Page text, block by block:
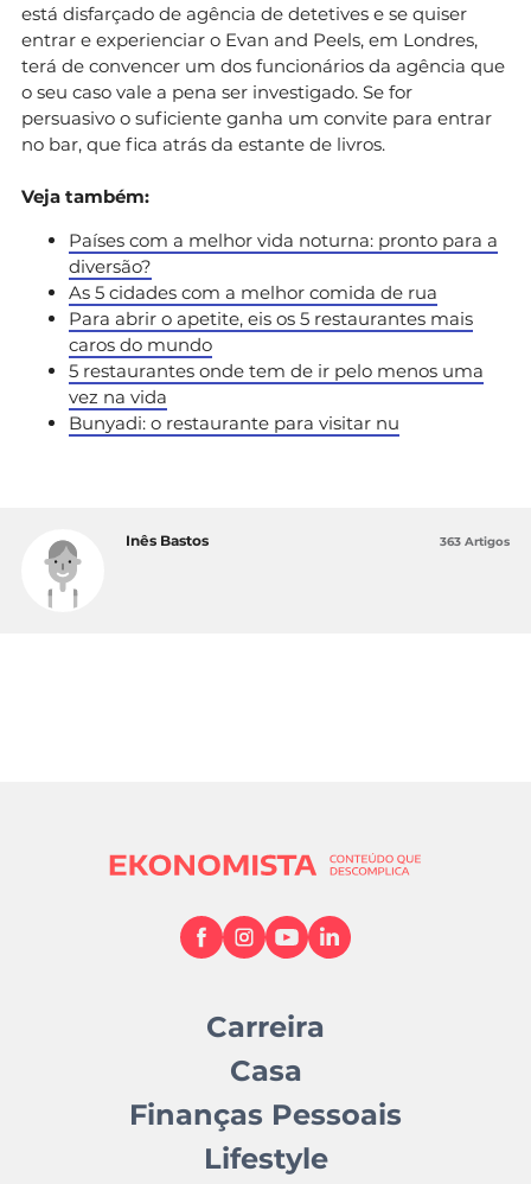
está disfarçado de agência de detetives e se quiser
entrar e experienciar o Evan and Peels, em Londres,
terá de convencer um dos funcionários da agência que
o seu caso vale a pena ser investigado. Se for
persuasivo o suficiente ganha um convite para entrar
no bar, que fica atrás da estante de livros.
Veja também:
Países com a melhor vida noturna: pronto para a
diversão?
As 5 cidades com a melhor comida de rua
Para abrir o apetite, eis os 5 restaurantes mais
caros do mundo
5 restaurantes onde tem de ir pelo menos uma
vez na vida
Bunyadi: o restaurante para visitar nu
Inês Bastos 363 Artigos
Carreira
Casa
Finanças Pessoais
Lifestyle